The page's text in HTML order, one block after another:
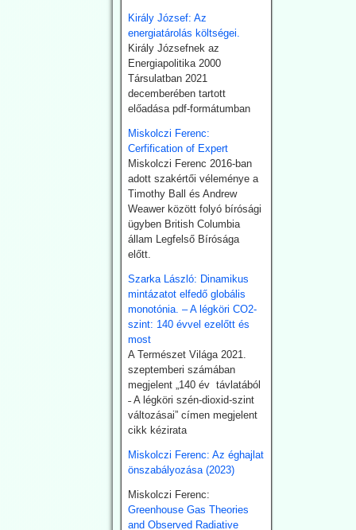
2026.07.28. EIKE:
Az USA és
Németország
fokozza a
geotermiában rejlő
lehetőségek
kiaknázását
Az USA képviselőháza
törvény fogadott el a
geotermikus energia
kiaknázásának
felgyorsítására.
Németországban 2024-ben
összesen 29 TWh energiát
nyertek a föld mélyéből.
Németország is hatósági
úton kívánja a kiaknázást
felgyorsítani.
2026.07.22.
Climatechangedisp
atch: Japán
visszakozik
klímavédelmi
vállalásaitól
Japán – szomszédjához,
újra üzembe helyezi
azokat a szénerőműveket,
Király József: Az
energiatárolás költségei.
Király Józsefnek az
Energiapolitika 2000
Társulatban 2021
decemberében tartott
előadása pdf-formátumban
Miskolczi Ferenc:
Cerfification of Expert
Miskolczi Ferenc 2016-ban
adott szakértői véleménye a
Timothy Ball és Andrew
Weawer között folyó bírósági
ügyben British Columbia
állam Legfelső Bírósága
előtt.
Szarka László: Dinamikus
mintázatot elfedő globális
monotónia. – A légköri CO2-
szint: 140 évvel ezelőtt és
most
A Természet Világa 2021.
szeptemberi számában
megjelent „140 év távlatából
˗ A légköri szén-dioxid-szint
változásai” címen megjelent
cikk kézirata
Miskolczi Ferenc: Az éghajlat
önszabályozása (2023)
Miskolczi Ferenc:
Greenhouse Gas Theories
and Observed Radiative